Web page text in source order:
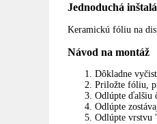
Jednoduchá
Keramickú fóliu na
Návod na montáž
Dôkladne
Priložte fóliu,
Odlúpte ďalšiu
Odlúpte
Odlúpte vrstvu